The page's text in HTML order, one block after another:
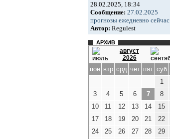
28.02.2025, 18:34
Сообщение: 27.02.2025
прогнозы ежедневно сейчас
Автор: Regulest
АРХИВ
август
2026
пон втр срд чет пят суб
1
3
4 5 6 7 8
10
11 12 13 14 15
17
18 19 20 21 22
24
25 26 27 28 29